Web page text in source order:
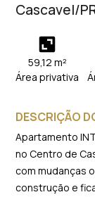
Cascavel/
59,12 m²
Área privativa
DESCRIÇÃO
Apartamento
no Centro de
com mudanças
construção e